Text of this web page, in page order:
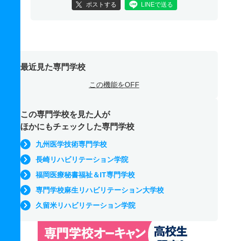
ポストする LINEで送る
最近見た専門学校
この機能をOFF
この専門学校を見た人が
ほかにもチェックした専門学校
九州医学技術専門学校
長崎リハビリテーション学院
福岡医療秘書福祉＆IT専門学校
専門学校麻生リハビリテーション大学校
久留米リハビリテーション学院